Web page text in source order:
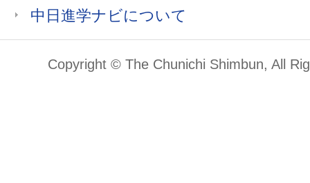
中日進学ナビについて
Copyright © The Chunichi Shimbun, All